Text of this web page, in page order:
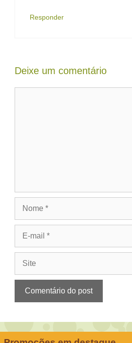
Responder
Deixe um comentário